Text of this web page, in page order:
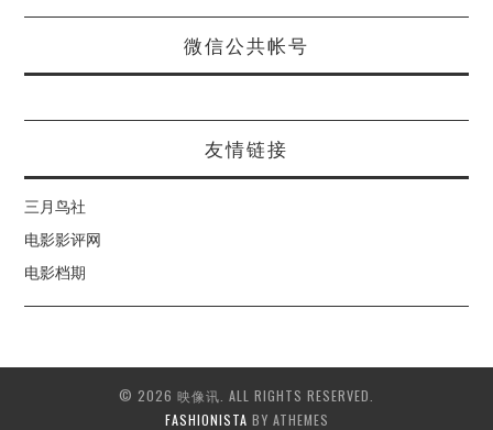
微信公共帐号
友情链接
三月鸟社
电影影评网
电影档期
© 2026 映像讯. ALL RIGHTS RESERVED.
FASHIONISTA BY ATHEMES